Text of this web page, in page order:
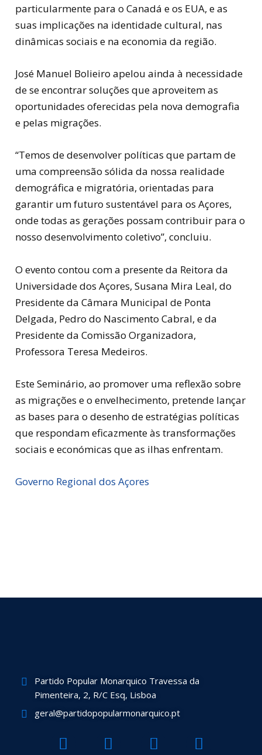
particularmente para o Canadá e os EUA, e as
suas implicações na identidade cultural, nas
dinâmicas sociais e na economia da região.
José Manuel Bolieiro apelou ainda à necessidade
de se encontrar soluções que aproveitem as
oportunidades oferecidas pela nova demografia
e pelas migrações.
“Temos de desenvolver políticas que partam de
uma compreensão sólida da nossa realidade
demográfica e migratória, orientadas para
garantir um futuro sustentável para os Açores,
onde todas as gerações possam contribuir para o
nosso desenvolvimento coletivo”, concluiu.
O evento contou com a presente da Reitora da
Universidade dos Açores, Susana Mira Leal, do
Presidente da Câmara Municipal de Ponta
Delgada, Pedro do Nascimento Cabral, e da
Presidente da Comissão Organizadora,
Professora Teresa Medeiros.
Este Seminário, ao promover uma reflexão sobre
as migrações e o envelhecimento, pretende lançar
as bases para o desenho de estratégias políticas
que respondam eficazmente às transformações
sociais e económicas que as ilhas enfrentam.
Governo Regional dos Açores
Partido Popular Monarquico Travessa da
Pimenteira, 2, R/C Esq, Lisboa
geral@partidopopularmonarquico.pt
F T Y I